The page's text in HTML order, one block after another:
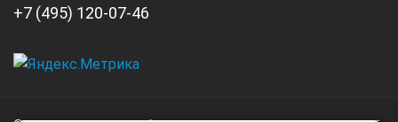
+7 (495) 120-07-46